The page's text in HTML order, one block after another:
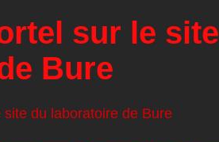
sur le site
Bure